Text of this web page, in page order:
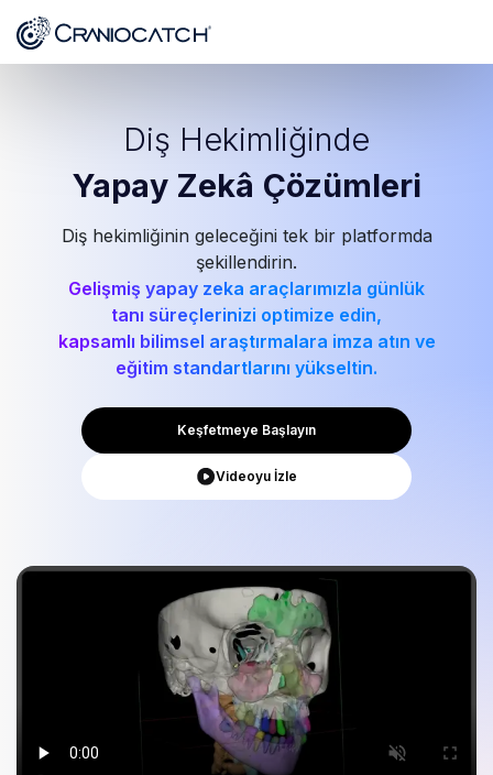
Diş Hekimliğinde
Yapay Zekâ Çözümleri
Diş hekimliğinin geleceğini tek bir platformda
şekillendirin.
Gelişmiş yapay zeka araçlarımızla günlük
tanı süreçlerinizi optimize edin,
kapsamlı bilimsel araştırmalara imza atın ve
eğitim standartlarını yükseltin.
Keşfetmeye Başlayın
Videoyu İzle